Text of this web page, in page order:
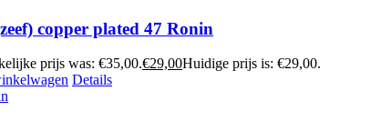
copper plated 47 Ronin
prijs was: €35,00.€29,00Huidige prijs is: €29,00.
Details